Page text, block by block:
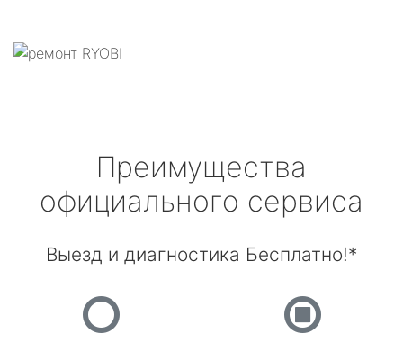
Преимущества
официального сервиса
Выезд и диагностика Бесплатно!*